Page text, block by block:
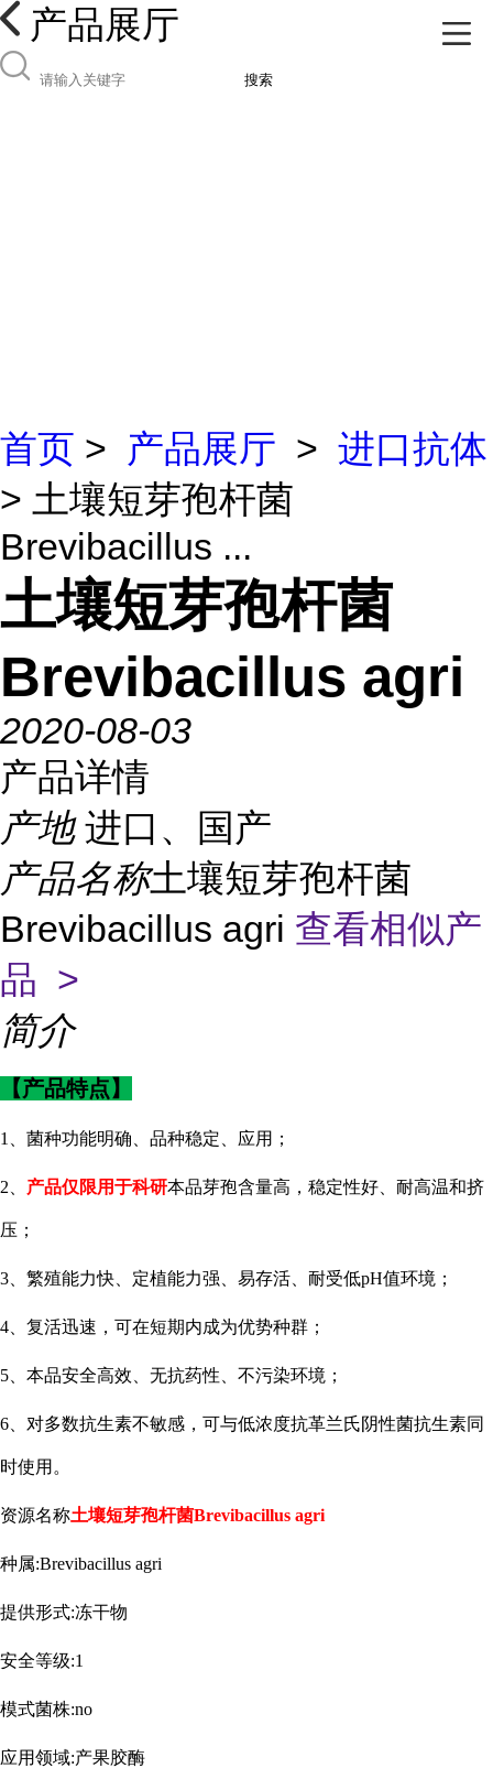
产品展厅
搜索
首页 > 产品展厅 > 进口抗体
> 土壤短芽孢杆菌
Brevibacillus ...
土壤短芽孢杆菌
Brevibacillus agri
2020-08-03
产品详情
产地 进口、国产
产品名称土壤短芽孢杆菌
Brevibacillus agri 查看相似产
品 >
简介
【产品特点】
1、菌种功能明确、品种稳定、应用；
2、 产品仅限用于科研本品芽孢含量高，稳定性好、耐高温和挤
压；
3、繁殖能力快、定植能力强、易存活、耐受低pH值环境；
4、复活迅速，可在短期内成为优势种群；
5、本品安全高效、无抗药性、不污染环境；
6、对多数抗生素不敏感，可与低浓度抗革兰氏阴性菌抗生素同
时使用。
资源名称土壤短芽孢杆菌Brevibacillus agri
种属:Brevibacillus agri
提供形式:冻干物
安全等级:1
模式菌株:no
应用领域:产果胶酶